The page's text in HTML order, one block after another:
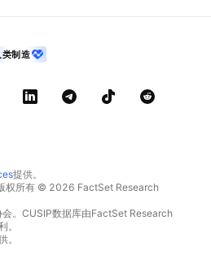
类制造
提供。
权所有 © 2026 FactSet Research
。CUSIP数据库由FactSet Research
。
。